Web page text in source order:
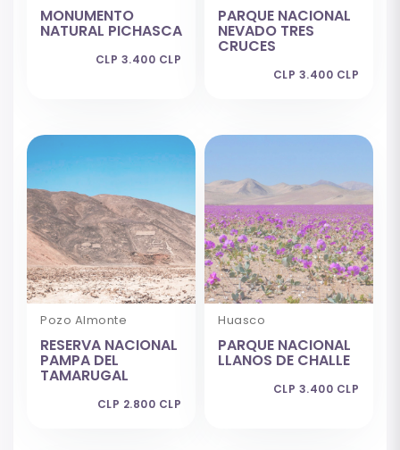
MONUMENTO
NATURAL PICHASCA
CLP 3.400 CLP
PARQUE NACIONAL
NEVADO TRES
CRUCES
CLP 3.400 CLP
Pozo Almonte
RESERVA NACIONAL
PAMPA DEL
TAMARUGAL
CLP 2.800 CLP
Huasco
PARQUE NACIONAL
LLANOS DE CHALLE
CLP 3.400 CLP